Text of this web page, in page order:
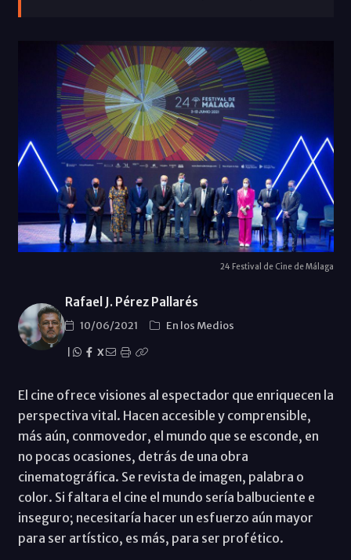
24 Festival de Cine de Málaga
Rafael J. Pérez Pallarés
10/06/2021
En los Medios
X
El cine ofrece visiones al espectador que enriquecen la
perspectiva vital. Hacen accesible y comprensible,
más aún, conmovedor, el mundo que se esconde, en
no pocas ocasiones, detrás de una obra
cinematográfica. Se revista de imagen, palabra o
color. Si faltara el cine el mundo sería balbuciente e
inseguro; necesitaría hacer un esfuerzo aún mayor
para ser artístico, es más, para ser profético.